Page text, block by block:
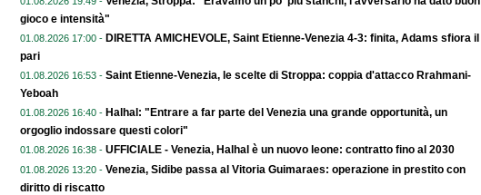
gioco e intensità"
01.08.2026 17:00 - DIRETTA AMICHEVOLE, Saint Etienne-Venezia 4-3: finita, Adams sfiora il
pari
01.08.2026 16:53 - Saint Etienne-Venezia, le scelte di Stroppa: coppia d'attacco Rrahmani-
Yeboah
01.08.2026 16:40 - Halhal: "Entrare a far parte del Venezia una grande opportunità, un
orgoglio indossare questi colori"
01.08.2026 16:38 - UFFICIALE - Venezia, Halhal è un nuovo leone: contratto fino al 2030
01.08.2026 13:20 - Venezia, Sidibe passa al Vitoria Guimaraes: operazione in prestito con
diritto di riscatto